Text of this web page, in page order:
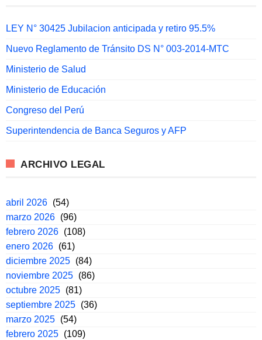
LEY N° 30425 Jubilacion anticipada y retiro 95.5%
Nuevo Reglamento de Tránsito DS N° 003-2014-MTC
Ministerio de Salud
Ministerio de Educación
Congreso del Perú
Superintendencia de Banca Seguros y AFP
ARCHIVO LEGAL
abril 2026 (54)
marzo 2026 (96)
febrero 2026 (108)
enero 2026 (61)
diciembre 2025 (84)
noviembre 2025 (86)
octubre 2025 (81)
septiembre 2025 (36)
marzo 2025 (54)
febrero 2025 (109)